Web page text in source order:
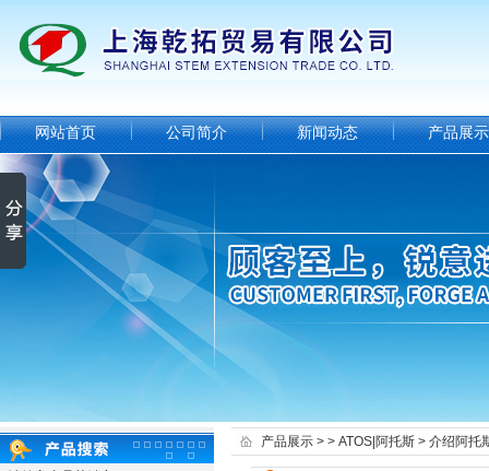
网站首页 公司简介 新闻动态 产品展示
产品展示 > > ATOS|阿托斯 > 介绍阿托